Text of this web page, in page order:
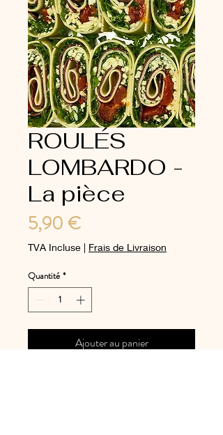
ROULÉS
LOMBARDO -
La pièce
5,90 €Prix
TVA Incluse | Frais de Livraison
Quantité *
Ajouter au panier